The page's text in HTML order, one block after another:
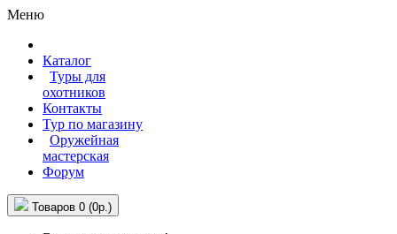
Меню
Каталог
Туры для
охотников
Контакты
Тур по магазину
Оружейная
мастерская
Форум
Товаров 0 (0р.)